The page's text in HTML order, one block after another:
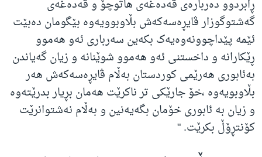
ڕابردوو دەربارەی قەدەغەی هاتوچۆ و قەدەغەی
گەشتوگوزار ڤایڕه‌سه‌که‌ش بڵاوبوویه‌وه‌ بێگومان ده‌بێت
ئێمه‌ پێداچوونه‌وه‌یه‌ک بکه‌ین سه‌رباری ئه‌و هه‌موو
ڕێکارانه‌ و داخستنی ئه‌و هه‌موو شوێنانه‌ و زیان گه‌یاندن
به‌ئابوری هه‌رێمی کوردستان به‌ڵام ڤایڕه‌سه‌که‌ش هه‌ر
بڵاوبویه‌وه‌ ،خۆ جارێکی تر ناکرێت هه‌مان بڕیار بدرێته‌وه‌
و زیان به‌ ئابوری خۆمان بگه‌یه‌نین و به‌ڵام نه‌شتوانرێت
کۆنتڕۆڵ بکرێت. "